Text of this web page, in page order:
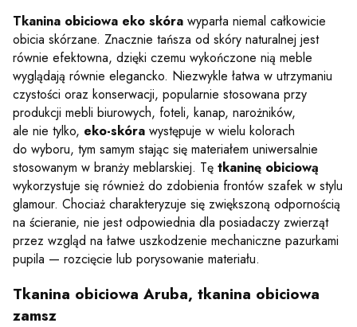
Tkanina obiciowa eko skóra wyparła niemal całkowicie
obicia skórzane. Znacznie tańsza od skóry naturalnej jest
równie efektowna, dzięki czemu wykończone nią meble
wyglądają równie elegancko. Niezwykle łatwa w utrzymaniu
czystości oraz konserwacji, popularnie stosowana przy
produkcji mebli biurowych, foteli, kanap, narożników,
ale nie tylko, eko-skóra występuje w wielu kolorach
do wyboru, tym samym stając się materiałem uniwersalnie
stosowanym w branży meblarskiej. Tę tkaninę obiciową
wykorzystuje się również do zdobienia frontów szafek w stylu
glamour. Chociaż charakteryzuje się zwiększoną odpornością
na ścieranie, nie jest odpowiednia dla posiadaczy zwierząt
przez wzgląd na łatwe uszkodzenie mechaniczne pazurkami
pupila — rozcięcie lub porysowanie materiału.
Tkanina obiciowa Aruba, tkanina obiciowa
zamsz